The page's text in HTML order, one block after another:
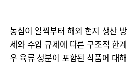
농심이 일찍부터 해외 현지 생산
세와 수입 규제에 따른 구조적 한
우 육류 성분이 포함된 식품에 대